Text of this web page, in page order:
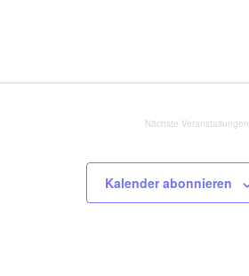
Nächste Veranstaltungen
Kalender abonnieren